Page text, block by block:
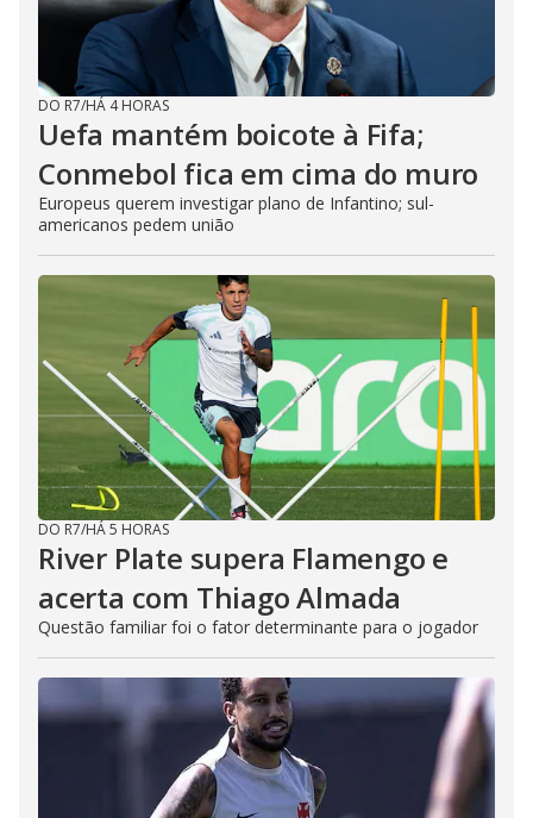
DO R7/HÁ 4 HORAS
Uefa mantém boicote à Fifa;
Conmebol fica em cima do muro
Europeus querem investigar plano de Infantino; sul-
americanos pedem união
DO R7/HÁ 5 HORAS
River Plate supera Flamengo e
acerta com Thiago Almada
Questão familiar foi o fator determinante para o jogador